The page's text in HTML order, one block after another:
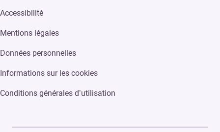
Accessibilité
Mentions légales
Données personnelles
Informations sur les cookies
Conditions générales d’utilisation